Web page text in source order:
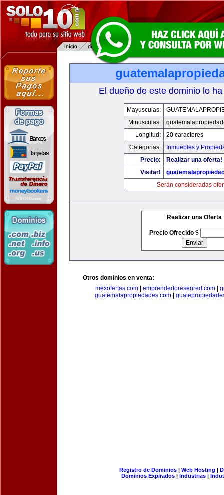
El dueño de este dominio lo
Mayusculas:
Minusculas:
Longitud:
20 caracteres
Categorias:
Inmuebles y
Precio:
Realizar una oferta!
Visitar!
Serán consideradas
Realizar una Oferta
Precio Ofrecido $
Otros dominios en venta:
mexofertas.com
emprendedoresenred.com
guatemalapropiedades.com|
Registro de Dominios| Web Hosting |
Dominios Expirados | Industrias |